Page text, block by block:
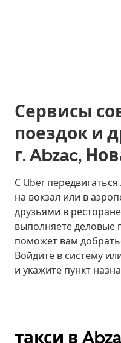
Сервисы
поездок и
г. Abzac,
С Uber
на вокзал или в
друзьями в
выполняете деловые
поможет вам
Войдите в систему
и укажите пункт
такси в